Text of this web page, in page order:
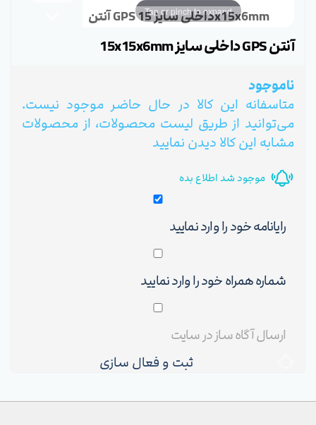
آنتن GPS داخلی سایز 15x15x6mmTap or pinch to expand
آنتن GPS داخلی سایز 15x15x6mm
ناموجود
متاسفانه این کالا در حال حاضر موجود نیست.
می‌توانید از طریق لیست محصولات، از محصولات
مشابه این کالا دیدن نمایید
موجود شد اطلاع بده
ثبت و فعال سازی